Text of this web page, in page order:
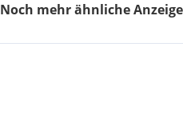
Noch mehr ähnliche